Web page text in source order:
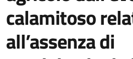
calamitoso
all’assenza di